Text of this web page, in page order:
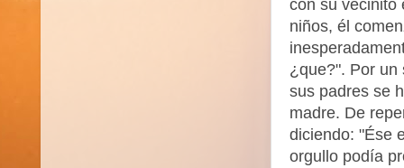
con su vecinito
niños, él
¿que?". Por un
sus padres se
madre. De
diciendo: "Ése
orgullo podía